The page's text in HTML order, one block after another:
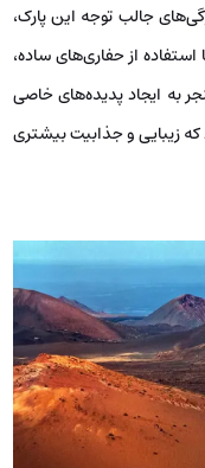
جالب توجه این پارک،
از حفاری‌های ساده،
به ایجاد پدیده‌های خاصی
زیبایی و جذابیت بیشتری